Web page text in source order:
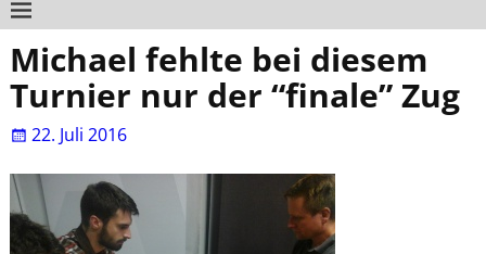
Michael fehlte bei diesem
Turnier nur der “finale” Zug
22. Juli 2016